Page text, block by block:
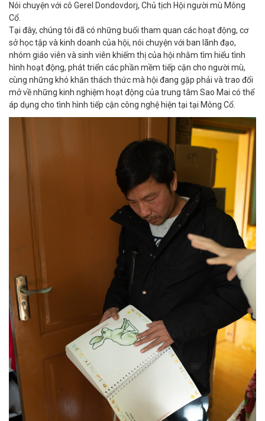
Nói chuyện với cô Gerel Dondovdorj, Chủ tịch Hội người mù Mông
Cổ.
Tại đây, chúng tôi đã có những buổi tham quan các hoạt động, cơ
sở học tập và kinh doanh của hội, nói chuyện với ban lãnh đạo,
nhóm giáo viên và sinh viên khiếm thị của hội nhằm tìm hiểu tình
hình hoạt động, phát triển các phần mềm tiếp cận cho người mù,
cùng những khó khăn thách thức mà hội đang gặp phải và trao đổi
mở về những kinh nghiệm hoạt động của trung tâm Sao Mai có thể
áp dụng cho tình hình tiếp cận công nghệ hiện tại tại Mông Cổ.